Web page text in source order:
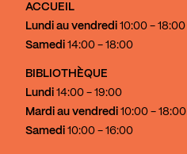
ACCUEIL
Lundi au vendredi 10:00 - 18:00
Samedi 14:00 - 18:00
BIBLIOTHÈQUE
Lundi 14:00 - 19:00
Mardi au vendredi 10:00 - 18:00
Samedi 10:00 - 16:00